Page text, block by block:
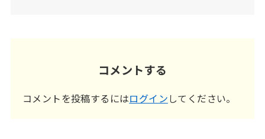
コメントする
コメントを投稿するにはログイン してください。